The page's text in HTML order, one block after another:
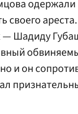
своего
— Шадиду
и он